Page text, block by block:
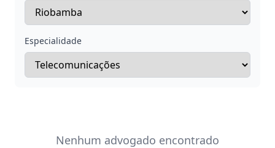
Especialidade
Nenhum advogado encontrado